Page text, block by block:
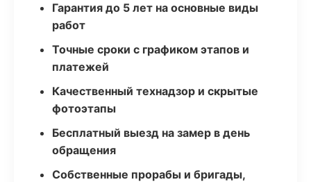
Гарантия до 5 лет на основные виды
работ
Точные сроки с графиком этапов и
платежей
Качественный технадзор и скрытые
фотоэтапы
Бесплатный выезд на замер в день
обращения
Собственные прорабы и бригады,